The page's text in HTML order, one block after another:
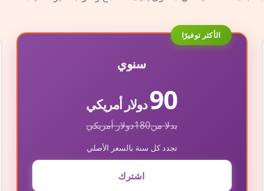
الأكثر توفيرًا
سنوي
90دولار أمريكي
بدلا من180دولار أمريكي
تجدد كل سنة بالسعر الأصلي
اشترك